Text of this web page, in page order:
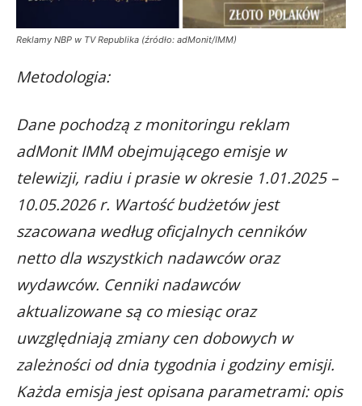
Reklamy NBP w TV Republika (źródło: adMonit/IMM)
Metodologia:
Dane pochodzą z monitoringu reklam
adMonit IMM obejmującego emisje w
telewizji, radiu i prasie w okresie 1.01.2025 –
10.05.2026 r. Wartość budżetów jest
szacowana według oficjalnych cenników
netto dla wszystkich nadawców oraz
wydawców. Cenniki nadawców
aktualizowane są co miesiąc oraz
uwzględniają zmiany cen dobowych w
zależności od dnia tygodnia i godziny emisji.
Każda emisja jest opisana parametrami: opis